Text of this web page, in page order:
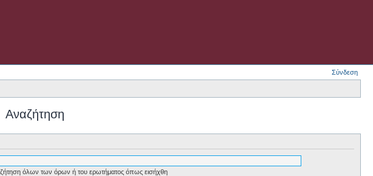
Σύνδεση
Αναζήτηση
όλων των όρων ή του ερωτήματος όπως εισήχθη